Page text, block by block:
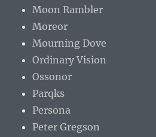
Moon Rambler
Moreor
Mourning Dove
Ordinary Vision
Ossonor
Parqks
Persona
Peter Gregson